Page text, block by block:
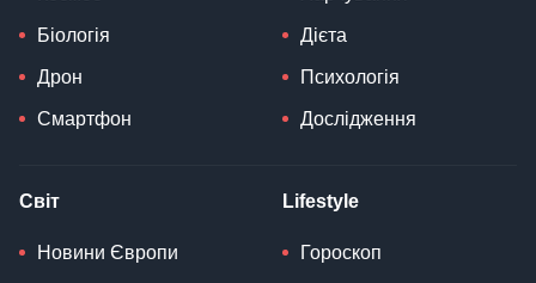
Біологія
Дрон
Смартфон
Дієта
Психологія
Дослідження
Світ
Новини Європи
Lifestyle
Гороскоп